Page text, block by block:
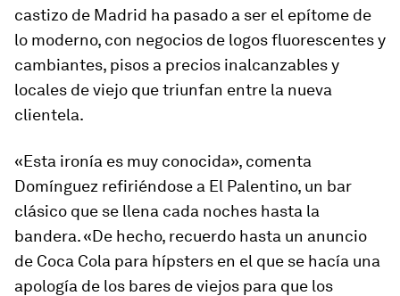
castizo de Madrid ha pasado a ser el epítome de
lo moderno, con negocios de logos fluorescentes y
cambiantes, pisos a precios inalcanzables y
locales de viejo que triunfan entre la nueva
clientela.
«Esta ironía es muy conocida», comenta
Domínguez refiriéndose a El Palentino, un bar
clásico que se llena cada noches hasta la
bandera. «De hecho, recuerdo hasta un anuncio
de Coca Cola para hípsters en el que se hacía una
apología de los bares de viejos para que los